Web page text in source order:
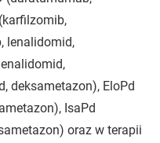
lenalidomid,
deksametazon), EloPd
IsaPd
oraz w terapii